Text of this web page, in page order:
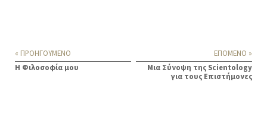
« ΠΡΟΗΓΟΥΜΕΝΟ
Η Φιλοσοφία μου
ΕΠΟΜΕΝΟ »
Μια Σύνοψη της Scientology
για τους Επιστήμονες